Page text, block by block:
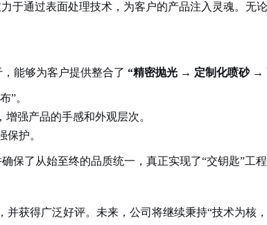
于通过表面处理技术，为客户的产品注入灵魂。
能够为客户提供整合了 “精密抛光 → 定制化喷砂 →
”。
强产品的手感和外观层次。
护。
了从始至终的品质统一，真正实现了“交钥匙”工程
获得广泛好评。未来，公司将继续秉持“技术为核